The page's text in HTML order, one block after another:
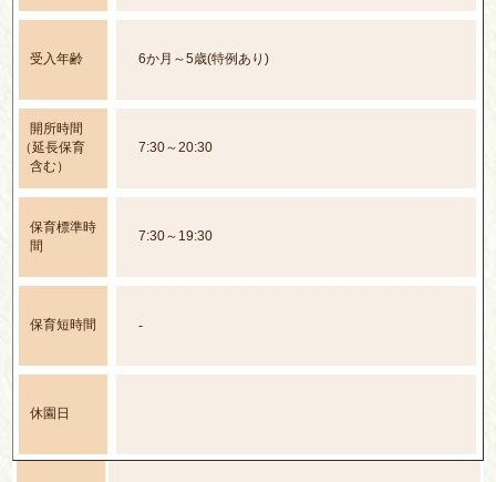
受入年齢 6か月～5歳(特例あり)
開所時間
（延長保育
含む）
7:30～20:30
保育標準時
間
7:30～19:30
保育短時間 -
休園日